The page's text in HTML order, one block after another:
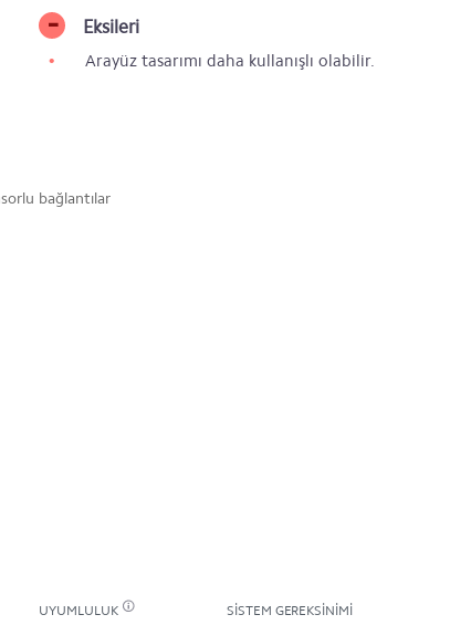
Eksileri
Arayüz tasarımı daha kullanışlı olabilir.
bağlantılar
UYUMLULUK SISTEM GEREKSINIMI